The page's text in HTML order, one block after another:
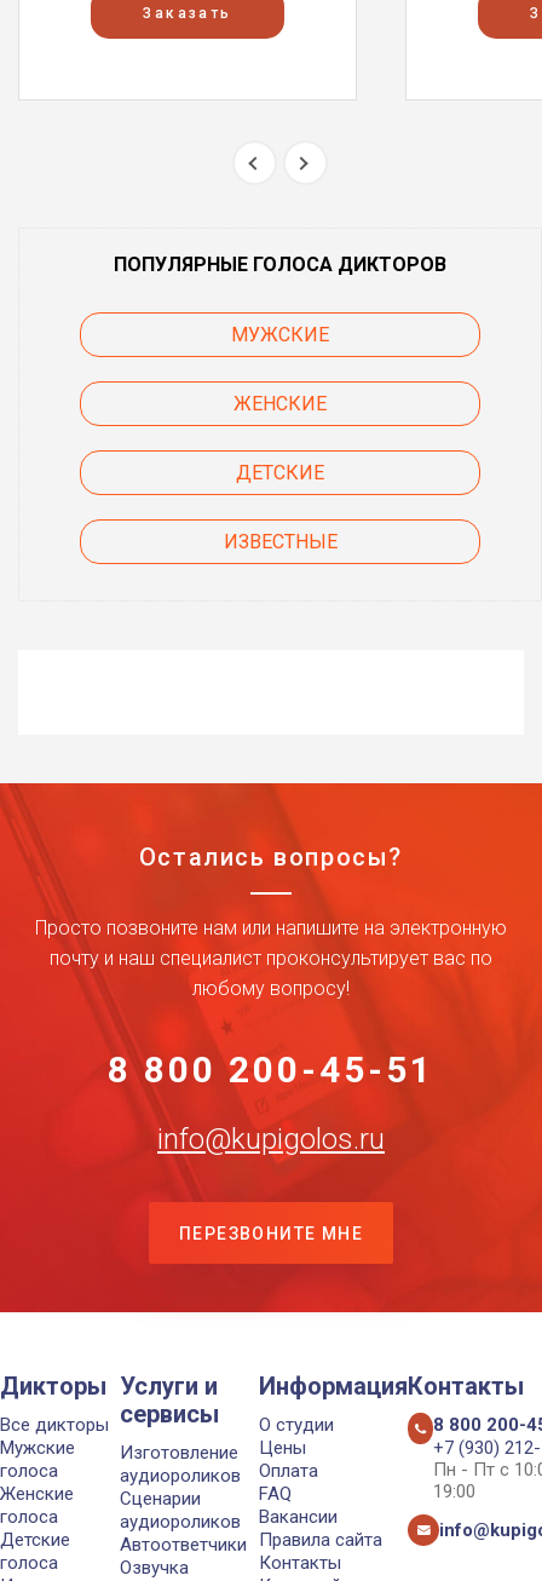
Заказать
ПОПУЛЯРНЫЕ ГОЛОСА ДИКТОРОВ
МУЖСКИЕ
ЖЕНСКИЕ
ДЕТСКИЕ
ИЗВЕСТНЫЕ
Остались вопросы?
Просто позвоните нам или напишите на электронную
почту и наш специалист проконсультирует вас по
любому вопросу!
8 800 200-45-51
info@kupigolos.ru
ПЕРЕЗВОНИТЕ МНЕ
Дикторы
Все дикторы
Мужские
голоса
Женские
голоса
Детские
голоса
Услуги и
сервисы
Изготовление
аудиороликов
Сценарии
аудиороликов
Автоответчики
Озвучка
Информация
О студии
Цены
Оплата
FAQ
Вакансии
Правила сайта
Контакты
Контакты
8 800 200-
+7 (930)
Пн - Пт с
19:00